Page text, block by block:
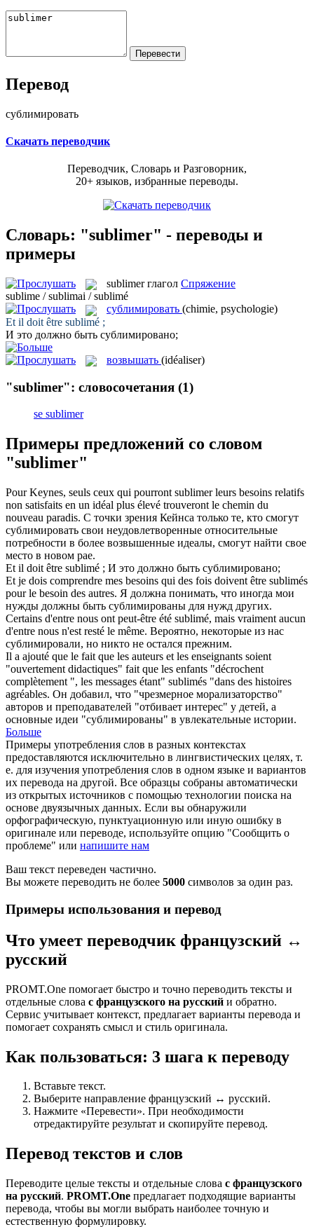
Перевод
сублимировать
Скачать переводчик
Переводчик, Словарь и Разговорник,
20+ языков, избранные переводы.
Словарь: "sublimer" - переводы и
примеры
sublimer глагол Спряжение
sublime / sublimai / sublimé
сублимировать (chimie, psychologie)
Et il doit être sublimé ;
И это должно быть сублимировано;
возвышать (idéaliser)
"sublimer": словосочетания (1)
se sublimer
Примеры предложений со словом
"sublimer"
Pour Keynes, seuls ceux qui pourront sublimerleurs besoins relatifs
non satisfaits en un idéal plus élevé trouveront le chemin du
nouveau paradis. С точки зрения Кейнса только те, кто смогут
сублимировать свои неудовлетворенные относительные
потребности в более возвышенные идеалы, смогут найти свое
место в новом рае.
Et il doit être sublimé ; И это должно быть сублимировано;
Et je dois comprendre mes besoins qui des fois doivent être sublimés
pour le besoin des autres. Я должна понимать, что иногда мои
нужды должны быть сублимированы для нужд других.
Certains d'entre nous ont peut-être été sublimé, mais vraiment aucun
d'entre nous n'est resté le même. Вероятно, некоторые из нас
сублимировали, но никто не остался прежним.
Il a ajouté que le fait que les auteurs et les enseignants soient
"ouvertement didactiques" fait que les enfants "décrochent
complètement ", les messages étant" sublimés "dans des histoires
agréables. Он добавил, что "чрезмерное морализаторство"
авторов и преподавателей "отбивает интерес" у детей, а
основные идеи "сублимированы" в увлекательные истории.
Больше
Примеры употребления слов в разных контекстах
предоставляются исключительно в лингвистических целях, т.
е. для изучения употребления слов в одном языке и вариантов
их перевода на другой. Все образцы собраны автоматически
из открытых источников с помощью технологии поиска на
основе двуязычных данных. Если вы обнаружили
орфографическую, пунктуационную или иную ошибку в
оригинале или переводе, используйте опцию "Сообщить о
проблеме" или напишите нам
Ваш текст переведен частично.
Вы можете переводить не более 5000 символов за один раз.
Примеры использования и перевод
Что умеет переводчик французский ↔
русский
PROMT.One помогает быстро и точно переводить тексты и
отдельные слова с французского на русский и обратно.
Сервис учитывает контекст, предлагает варианты перевода и
помогает сохранять смысл и стиль оригинала.
Как пользоваться: 3 шага к переводу
Вставьте текст.
Выберите направление французский ↔ русский.
Нажмите «Перевести». При необходимости
отредактируйте результат и скопируйте перевод.
Перевод текстов и слов
Переводите целые тексты и отдельные слова с французского
на русский. PROMT.One предлагает подходящие варианты
перевода, чтобы вы могли выбрать наиболее точную и
естественную формулировку.